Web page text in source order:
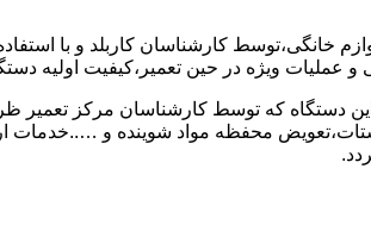
خانگی،توسط کارشناسان کاربلد و با
ویژه در حین تعمیر،کیفیت اولیه
این دستگاه که توسط کارشناسان مرکز
محفظه مواد شوینده و …..خدمات